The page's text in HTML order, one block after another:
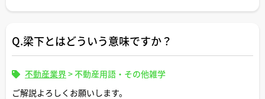
Q.梁下とはどういう意味ですか？
不動産業界>不動産用語・その他雑学
ご解説よろしくお願いします。